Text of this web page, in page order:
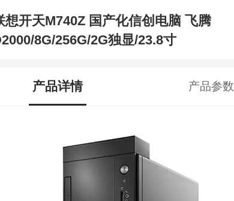
想开天M740Z 国产化信创电脑 飞腾
8G/256G/2G独显/23.8寸
产品详情 产品参数